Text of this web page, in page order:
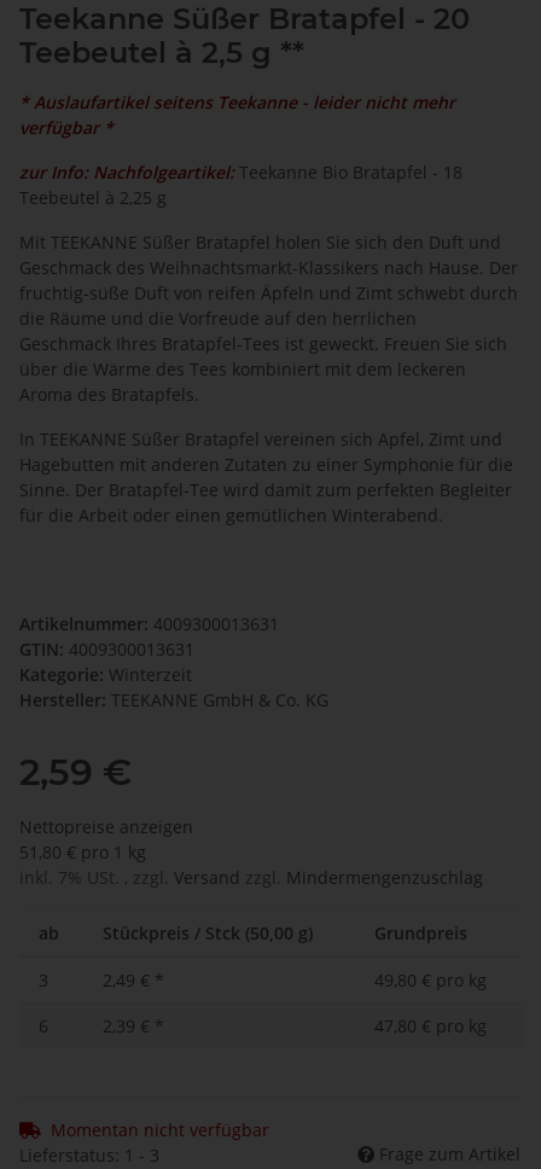
Teekanne Süßer Bratapfel - 20
Teebeutel à 2,5 g **
* Auslaufartikel seitens Teekanne - leider nicht mehr
verfügbar *
zur Info: Nachfolgeartikel:Teekanne Bio Bratapfel - 18
Teebeutel à 2,25 g
Mit TEEKANNE Süßer Bratapfel holen Sie sich den Duft und
Geschmack des Weihnachtsmarkt-Klassikers nach Hause. Der
fruchtig-süße Duft von reifen Äpfeln und Zimt schwebt durch
die Räume und die Vorfreude auf den herrlichen
Geschmack Ihres Bratapfel-Tees ist geweckt. Freuen Sie sich
über die Wärme des Tees kombiniert mit dem leckeren
Aroma des Bratapfels.
In TEEKANNE Süßer Bratapfel vereinen sich Apfel, Zimt und
Hagebutten mit anderen Zutaten zu einer Symphonie für die
Sinne. Der Bratapfel-Tee wird damit zum perfekten Begleiter
für die Arbeit oder einen gemütlichen Winterabend.
Artikelnummer: 4009300013631
GTIN: 4009300013631
Kategorie: Winterzeit
Hersteller: TEEKANNE GmbH & Co. KG
2,59 €
Nettopreise anzeigen
51,80 € pro 1 kg
inkl. 7% USt. , zzgl. Versand zzgl. Mindermengenzuschlag
ab Stückpreis / Stck (50,00 g) Grundpreis
3 2,49 € *
49,80 € pro kg
6
2,39 € * 47,80 € pro kg
Momentan nicht verfügbar
Lieferstatus: 1 - 3
Frage zum Artikel